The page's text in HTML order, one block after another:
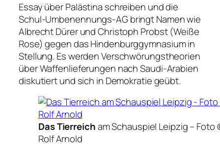
Essay über Palästina schreiben und die
Schul-Umbenennungs-AG bringt Namen wie
Albrecht Dürer und Christoph Probst (Weiße
Rose) gegen das Hindenburggymnasium in
Stellung. Es werden Verschwörungstheorien
über Waffenlieferungen nach Saudi-Arabien
diskutiert und sich in Demokratie geübt.
Das Tierreicham Schauspiel Leipzig – Foto
Rolf Arnold